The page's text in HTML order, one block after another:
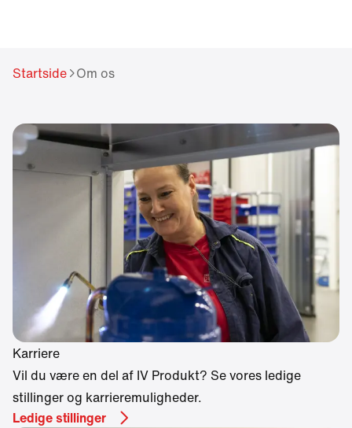
different language.
Yes
No
Startside Om os
Karriere
Vil du være en del af IV Produkt? Se vores ledige
stillinger og karrieremuligheder.
Ledige stillinger